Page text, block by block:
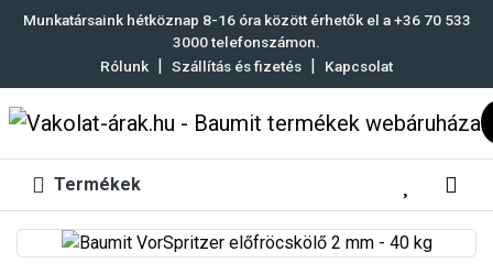
Munkatársaink hétköznap 8-16 óra között érhetők el a+36 70 533
3000telefonszámon.
Rólunk | Szállítás és fizetés | Kapcsolat
Termékek